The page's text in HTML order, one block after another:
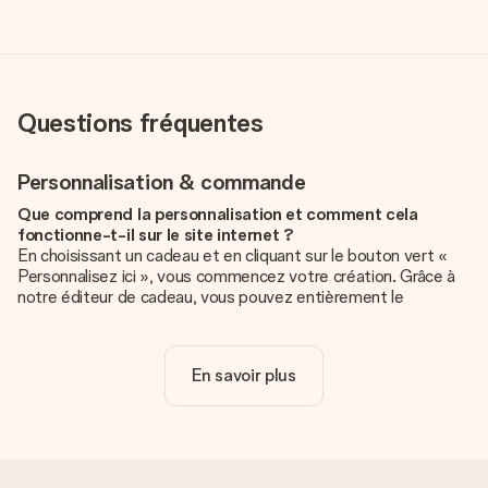
Questions fréquentes
Personnalisation & commande
Que comprend la personnalisation et comment cela
fonctionne-t-il sur le site internet ?
En choisissant un cadeau et en cliquant sur le bouton vert «
Personnalisez ici », vous commencez votre création. Grâce à
notre éditeur de cadeau, vous pouvez entièrement le
unique pour ajouter une touche finale à votre cadeau.
La personnalisation est-elle comprise dans le prix ?
En savoir plus